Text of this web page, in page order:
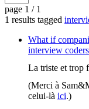
page 1 / 1
1 results tagged
What if
interview
La triste et trop
(Merci à
celui-là ici.)